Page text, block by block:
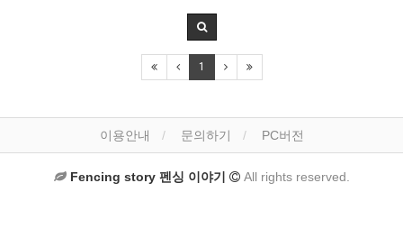
1
이용안내 문의하기 PC버전
Fencing story 펜싱 이야기 All rights reserved.